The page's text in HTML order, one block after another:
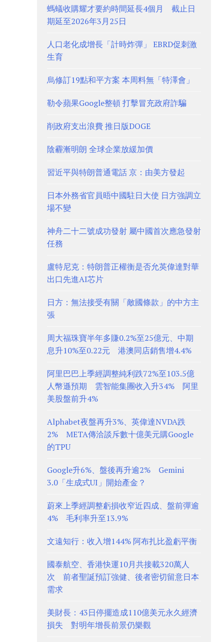
螞蟻收購耀才要約時間延長4個月 截止日
期延至2026年3月25日
人口老化成增長「計時炸彈」 EBRD促刺激
生育
烏修訂19點和平方案 本周料無「特澤會」
勒令蘋果Google整頓 打擊冒充政府詐騙
削政府支出浪費 推日版DOGE
陰霾漸明朗 全球企業放緩加價
習近平與特朗普通電話 京：由美方發起
日本外務省官員晤中國駐日大使 日方強調立
場不變
神舟二十二號成功發射 屬中國首次應急發射
任務
盧特尼克：特朗普正權衡是否允英偉達對華
出口先進AI芯片
日方：無法接受有關「敵國條款」的中方主
張
周大福珠寶半年多賺0.2%至25億元、中期
息升10%至0.22元 港澳同店銷售增4.4%
阿里巴巴上季經調整純利跌72%至103.5億
人幣遜預期 雲智能集團收入升34% 阿里
美股盤前升4%
Alphabet夜盤再升3%、英偉達NVDA跌
2% META傳洽談斥數十億美元購Google
的TPU
Google升6%、盤後再升逾2% Gemini
3.0「生成式UI」開始產金？
蔚來上季經調整虧損收窄近四成、盤前彈逾
4% 毛利率升至13.9%
文遠知行：收入增144% 阿布扎比盈虧平衡
國泰航空、香港快運10月共接載320萬人
次 前者聖誕預訂強健、後者密切留意日本
需求
美財長：43日停擺造成110億美元永久經濟
損失 對明年增長前景仍樂觀